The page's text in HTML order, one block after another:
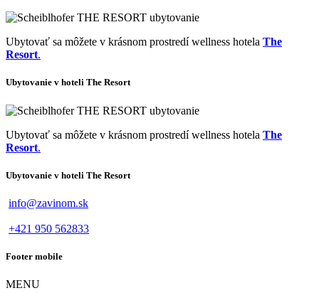
Ubytovať sa môžete v krásnom prostredí wellness hotela The
Resort.
Ubytovanie v hoteli The Resort
Ubytovať sa môžete v krásnom prostredí wellness hotela The
Resort.
Ubytovanie v hoteli The Resort
info@zavinom.sk
+421 950 562833
Footer mobile
MENU